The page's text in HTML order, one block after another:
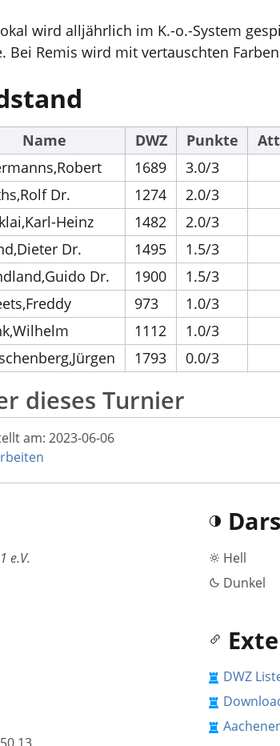
wird alljährlich im K.-o.-System
Bei Remis wird mit vertauschten
Name DWZ Punkte
1689 3.0/3
Dr.
1274 2.0/3
Heinz
1482 2.0/3
Dr.
1495 1.5/3
Dr.
1900 1.5/3
973 1.0/3
1112 1.0/3
1793 0.0/3
dieses Turnier
am:2023-06-06
e.V.
Hell
Dunkel
DWZ